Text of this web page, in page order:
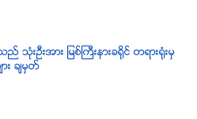
သံုးဦးအား ျမစ္ႀကီးနားခရိုင္ တရားရံုးမွ
း ခ်မွတ္